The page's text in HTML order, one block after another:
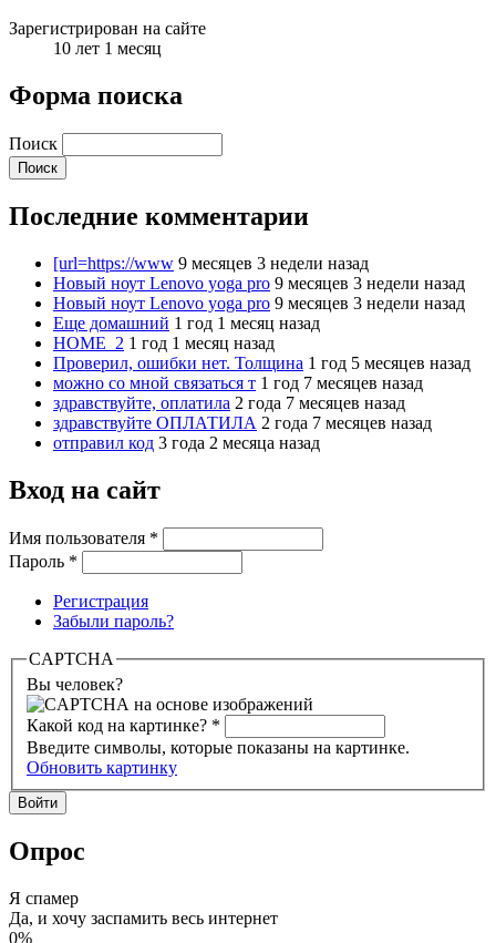
Зарегистрирован на сайте
10 лет 1 месяц
Форма поиска
Поиск
Последние комментарии
[url=https://www 9 месяцев 3 недели назад
Новый ноут Lenovo yoga pro 9 месяцев 3 недели назад
Новый ноут Lenovo yoga pro 9 месяцев 3 недели назад
Еще домашний 1 год 1 месяц назад
HOME_2 1 год 1 месяц назад
Проверил, ошибки нет. Толщина 1 год 5 месяцев назад
можно со мной связаться т 1 год 7 месяцев назад
здравствуйте, оплатила 2 года 7 месяцев назад
здравствуйте ОПЛАТИЛА 2 года 7 месяцев назад
отправил код 3 года 2 месяца назад
Вход на сайт
Имя пользователя *
Пароль *
Регистрация
Забыли пароль?
CAPTCHA
Вы человек?
Какой код на картинке? *
Введите символы, которые показаны на картинке.
Обновить картинку
Опрос
Я спамер
Да, и хочу заспамить весь интернет
0%